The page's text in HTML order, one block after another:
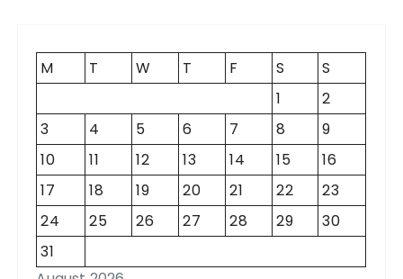
o
M T W T F S
S
1
2
3
4 5 6 7 8
9
10
11 12 13 14 15
16
17
18 19 20 21 22
23
24
25 26 27 28 29
30
31